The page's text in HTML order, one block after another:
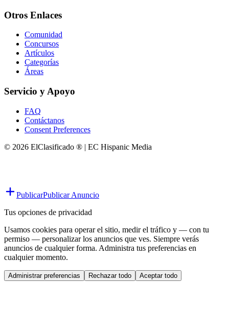
Otros Enlaces
Comunidad
Concursos
Artículos
Categorías
Áreas
Servicio y Apoyo
FAQ
Contáctanos
Consent Preferences
© 2026 ElClasificado ® | EC Hispanic Media
PublicarPublicar Anuncio
Tus opciones de privacidad
Usamos cookies para operar el sitio, medir el tráfico y — con tu
permiso — personalizar los anuncios que ves. Siempre verás
anuncios de cualquier forma. Administra tus preferencias en
cualquier momento.
Administrar preferencias Rechazar todo Aceptar todo